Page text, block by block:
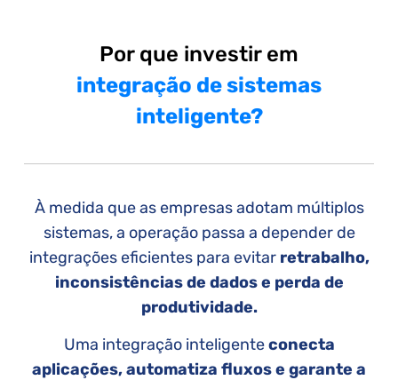
Por que investir em
integração de sistemas
inteligente?
À medida que as empresas adotam múltiplos
sistemas, a operação passa a depender de
integrações eficientes para evitar retrabalho,
inconsistências de dados e perda de
produtividade.
Uma integração inteligenteconecta
aplicações, automatiza fluxos e garante a